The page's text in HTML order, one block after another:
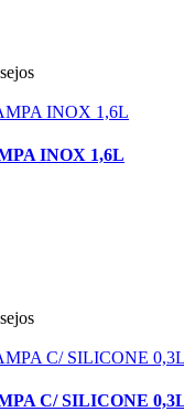
INOX 1,6L
C/ SILICONE